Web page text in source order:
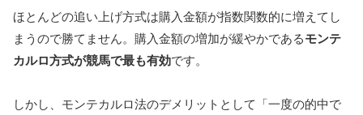
ほとんどの追い上げ方式は購入金額が指数関数的に増えてし
まうので勝てません。購入金額の増加が緩やかであるモンテ
カルロ方式が競馬で最も有効です。
しかし、モンテカルロ法のデメリットとして「一度の的中で